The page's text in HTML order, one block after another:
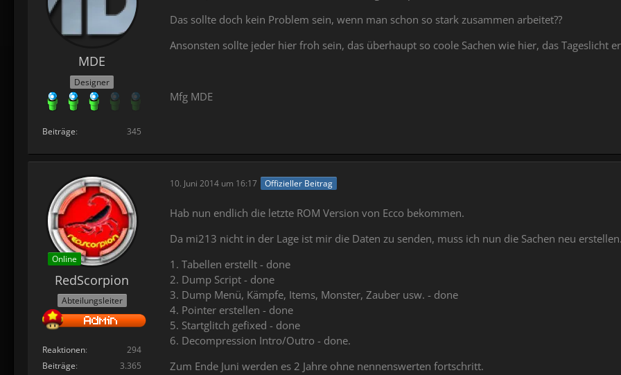
MDE
Designer
Beiträge 345
Das sollte doch kein Problem sein, wenn man schon so stark zusammen arbeitet??
Ansonsten sollte jeder hier froh sein, das überhaupt so coole Sachen wie hier, das Tageslicht
Mfg MDE
Online
RedScorpion
Abteilungsleiter
Reaktionen
294
Beiträge
3.365
10. Juni 2014 um 16:17 Offizieller Beitrag
Hab nun endlich die letzte ROM Version von Ecco bekommen.
Da mi213 nicht in der Lage ist mir die Daten zu senden, muss ich nun die Sachen neu erstellen.
1. Tabellen erstellt - done
2. Dump Script - done
3. Dump Menü, Kämpfe, Items, Monster, Zauber usw. - done
4. Pointer erstellen - done
5. Startglitch gefixed - done
6. Decompression Intro/Outro - done.
Zum Ende Juni werden es 2 Jahre ohne nennenswerten fortschritt.